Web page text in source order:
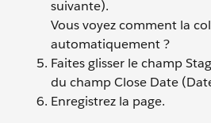
suivante).
Vous voyez comment la
automatiquement ?
Faites glisser le champ
du champ Close Date
Enregistrez la page.